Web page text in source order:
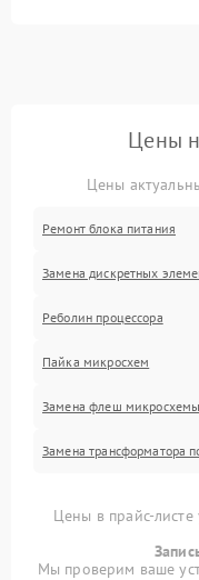
Цены
Цены
Ремонт блока питания
Замена дискретных
Реболин процессора
Пайка микросхем
Замена флеш микросхемы
Замена трансформатора
Цены в прайс-
Мы проверим ваше